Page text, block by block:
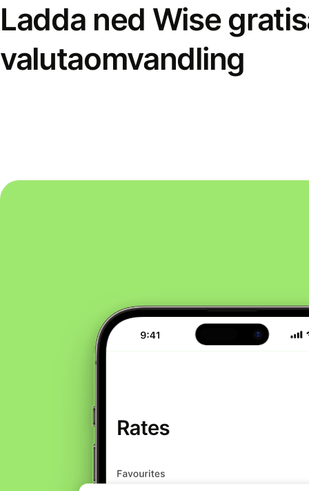
Ladda ned Wise
valutaomvandling